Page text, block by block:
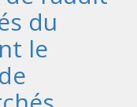
du
le